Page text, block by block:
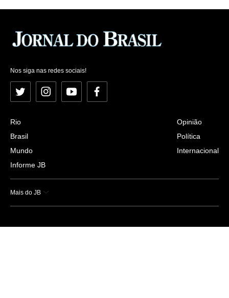
Nos siga nas redes sociais!
Twitter InstagramYouTubeFacebook
Rio
Brasil
Mundo
Informe JB
Opinião
Política
Internacional
Mais do JB
Esportes